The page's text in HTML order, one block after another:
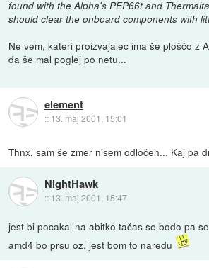
found with the Alpha's PEP66t and
should clear the onboard components with
Ne vem, kateri proizvajalec ima še ploščo z
da še mal poglej po netu...
element
:: 13. maj 2001, 15:01
Thnx, sam še zmer nisem odločen... Kaj pa
NightHawk
:: 13. maj 2001, 15:47
jest bi pocakal na abitko tačas se bodo pa
amd4 bo prsu oz. jest bom to naredu